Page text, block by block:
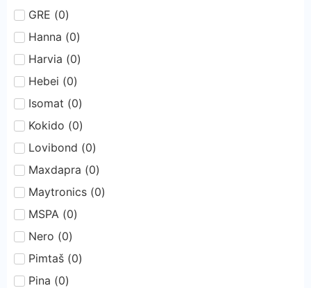
GRE (0)
Hanna (0)
Harvia (0)
Hebei (0)
Isomat (0)
Kokido (0)
Lovibond (0)
Maxdapra (0)
Maytronics (0)
MSPA (0)
Nero (0)
Pimtaš (0)
Pina (0)